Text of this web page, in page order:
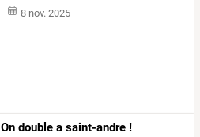
8 nov. 2025
On double a saint-andre !